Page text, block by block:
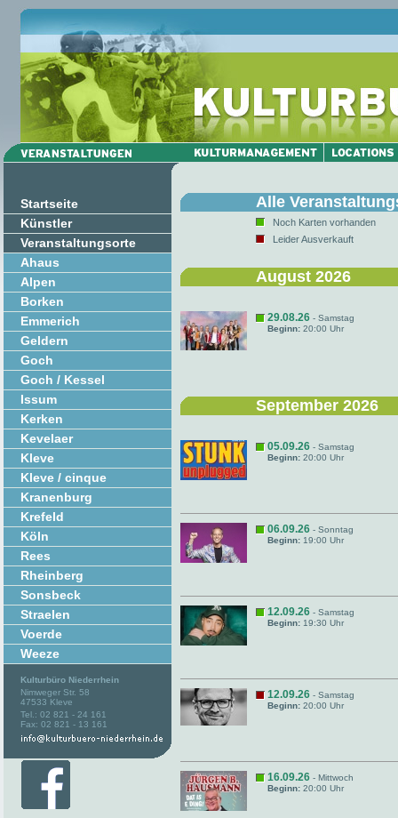
Startseite
Künstler
Veranstaltungsorte
Ahaus
Alpen
Borken
Emmerich
Geldern
Goch
Goch / Kessel
Issum
Kerken
Kevelaer
Kleve
Kleve / cinque
Kranenburg
Krefeld
Köln
Rees
Rheinberg
Sonsbeck
Straelen
Voerde
Weeze
Kulturbüro Niederrhein
Nimweger Str. 58
47533 Kleve
Tel.: 02 821 - 24 161
Fax: 02 821 - 13 161
Alle
Noch Karten vorhanden
Leider Ausverkauft
August 2026
29.08.26 - Samstag
Beginn: 20:00 Uhr
September 2026
05.09.26 - Samstag
Beginn: 20:00 Uhr
06.09.26 - Sonntag
Beginn: 19:00 Uhr
12.09.26 - Samstag
Beginn: 19:30 Uhr
12.09.26 - Samstag
Beginn: 20:00 Uhr
16.09.26 - Mittwoch
Beginn: 20:00 Uhr